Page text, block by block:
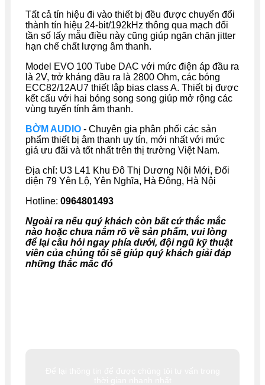
Tất cả tín hiệu đi vào thiết bị đều được chuyển đổi
thành tín hiệu 24-bit/192kHz thông qua mạch đổi
tần số lấy mẫu điều này cũng giúp ngăn chặn jitter
hạn chế chất lượng âm thanh.
Model EVO 100 Tube DAC với mức điện áp đầu ra
là 2V, trở kháng đầu ra là 2800 Ohm, các bóng
ECC82/12AU7 thiết lập bias class A. Thiết bị được
kết cấu với hai bóng song song giúp mở rộng các
vùng tuyến tính âm thanh.
BỜM AUDIO - Chuyên gia phân phối các sản
phẩm thiết bị âm thanh uy tín, mới nhất với mức
giá ưu đãi và tốt nhất trên thị trường Việt Nam.
Địa chỉ: U3 L41 Khu Đô Thị Dương Nội Mới, Đối
diện 79 Yên Lộ, Yên Nghĩa, Hà Đông, Hà Nội
Hotline: 0964801493
Ngoài ra nếu quý khách còn bất cứ thắc mắc
nào hoặc chưa nắm rõ về sản phẩm, vui lòng
để lại câu hỏi ngay phía dưới, đội ngũ kỹ thuật
viên của chúng tôi sẽ giúp quý khách giải đáp
những thắc mắc đó